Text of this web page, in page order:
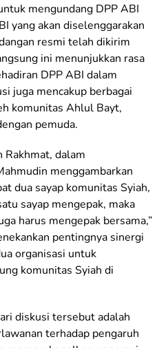
mengundang DPP ABI
yang akan diselenggarakan
resmi telah dikirim
ini menunjukkan rasa
DPP ABI dalam
juga mencakup berbagai
komunitas Ahlul Bayt,
pemuda.
Rakhmat, dalam
menggambarkan
dua sayap komunitas Syiah,
sayap mengepak, maka
harus mengepak bersama,”
pentingnya sinergi
organisasi untuk
komunitas Syiah di
diskusi tersebut adalah
terhadap pengaruh